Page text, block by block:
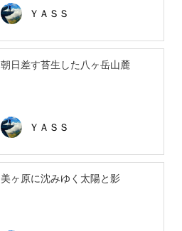
ＹＡＳＳ
朝日差す苔生した八ヶ岳山麓
ＹＡＳＳ
美ヶ原に沈みゆく太陽と影